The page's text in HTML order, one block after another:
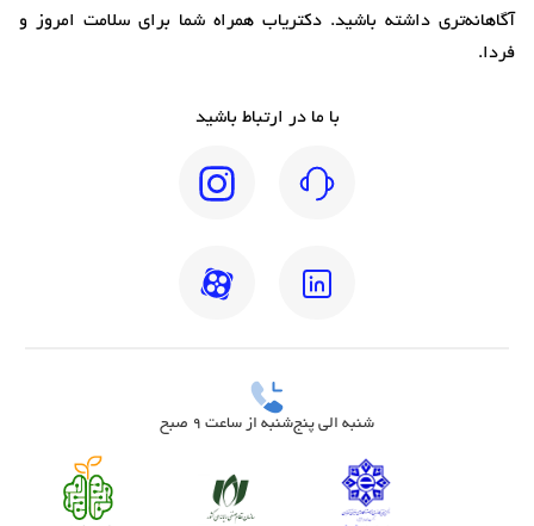
آگاهانه‌تری داشته باشید. دکتریاب همراه شما برای سلامت امروز و
فردا.
با ما در ارتباط باشید
شنبه الی پنج‌شنبه از ساعت 9 صبح